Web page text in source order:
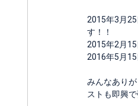
2015年3月
す！！
2015年2月
2016年5月
みんなあり
ストも即興